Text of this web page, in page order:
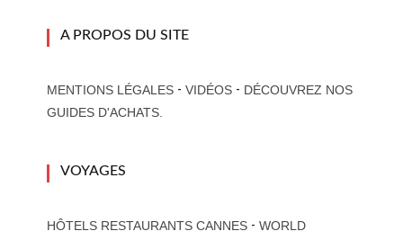
A PROPOS DU SITE
MENTIONS LÉGALES- VIDÉOS- DÉCOUVREZ NOS
GUIDES D'ACHATS.
VOYAGES
HÔTELS RESTAURANTS CANNES- WORLD